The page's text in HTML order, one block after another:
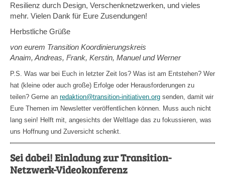
Resilienz durch Design, Verschenknetzwerken, und vieles
mehr. Vielen Dank für Eure Zusendungen!
Herbstliche Grüße
von eurem Transition Koordinierungskreis
Anaim, Andreas, Frank, Kerstin, Manuel und Werner
P.S. Was war bei Euch in letzter Zeit los? Was ist am Entstehen? Wer
hat (kleine oder auch große) Erfolge oder Herausforderungen zu
teilen? Gerne an redaktion@transition-initiativen.org senden, damit wir
Eure Themen im Newsletter veröffentlichen können. Muss auch nicht
lang sein! Helft mit, angesichts der Weltlage das zu fokussieren, was
uns Hoffnung und Zuversicht schenkt.
Sei dabei! Einladung zur Transition-
Netzwerk-Videokonferenz